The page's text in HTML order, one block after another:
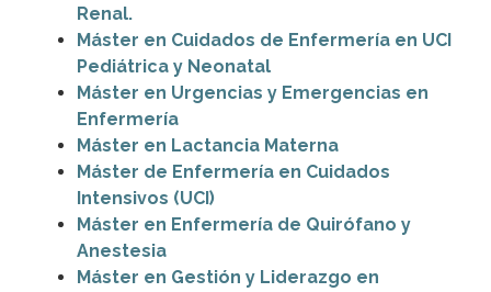
Renal.
Máster en Cuidados de Enfermería en UCI
Pediátrica y Neonatal
Máster en Urgencias y Emergencias en
Enfermería
Máster en Lactancia Materna
Máster de Enfermería en Cuidados
Intensivos (UCI)
Máster en Enfermería de Quirófano y
Anestesia
Máster en Gestión y Liderazgo en